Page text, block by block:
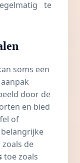
te
soms een
door de
en bied
of
de
toe zoals